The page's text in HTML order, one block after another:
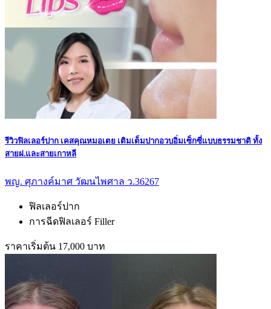
รีวิวฟิลเลอร์ปาก เคสคุณหมอเตย เติมเต็มปากอวบอิ่มเซ็กซี่แบบธรรมชาติ ทั้ง
สายฝ.และสายเกาหลี
พญ. ศุภางค์มาศ วัฒนไพศาล ว.36267
ฟิลเลอร์ปาก
การฉีดฟิลเลอร์ Filler
ราคาเริ่มต้น 17,000 บาท